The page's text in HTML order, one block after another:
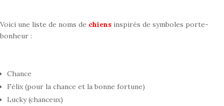
Voici une liste de noms de chiens inspirés de symboles porte-
bonheur :
Chance
Félix (pour la chance et la bonne fortune)
Lucky (chanceux)